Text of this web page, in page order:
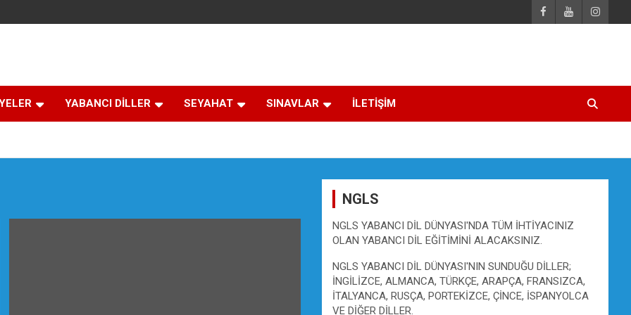
YABANCI DİLLER SEYAHAT SINAVLAR İLETİŞİM
NGLS
NGLS YABANCI DİL DÜNYASI'NDA TÜM İHTİYACINIZ
OLAN YABANCI DİL EĞİTİMİNİ ALACAKSINIZ.
NGLS YABANCI DİL DÜNYASI'NIN SUNDUĞU DİLLER;
İNGİLİZCE, ALMANCA, TÜRKÇE, ARAPÇA, FRANSIZCA,
İTALYANCA, RUSÇA, PORTEKİZCE, ÇİNCE, İSPANYOLCA
VE DİĞER DİLLER.